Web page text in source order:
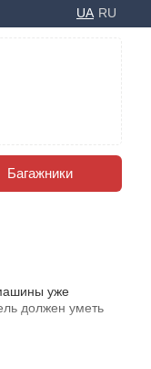
UA RU
Багажники
уже
должен уметь
но даже